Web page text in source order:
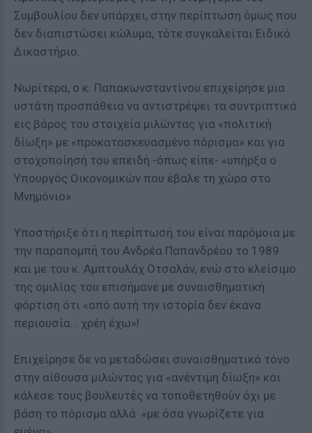
Συμβουλίου δεν υπάρχει, στην περίπτωση όμως που
δεν διαπιστώσει κώλυμα, τότε συγκαλείται Ειδικό
Δικαστήριο.
Νωρίτερα, ο κ. Παπακωνσταντίνου επιχείρησε μια
υστάτη προσπάθεια να αντιστρέψει τα συντριπτικά
εις βάρος του στοιχεία μιλώντας για «πολιτική
δίωξη» με «προκατασκευασμένο πόρισμα» και για
στοχοποίησή του επειδή -όπως είπε- «υπήρξα ο
Υπουργός Οικονομικών που έβαλε τη χώρα στο
Μνημόνιο».
Υποστήριξε ότι η περίπτωσή του είναι παρόμοια με
την παραπομπή του Ανδρέα Παπανδρέου το 1989
και με του κ. Αμπτουλάχ Οτσαλάν, ενώ στο κλείσιμο
της ομιλίας του επισήμανε με συναισθηματική
φόρτιση ότι «από αυτή την ιστορία δεν έκανα
περιουσία… χρέη έχω»!
Επιχείρησε δε να μεταδώσει συναισθηματικό τόνο
στην αίθουσα μιλώντας για «ανέντιμη δίωξη» και
κάλεσε τους βουλευτές να τοποθετηθούν όχι με
βάση το πόρισμα αλλά «με όσα γνωρίζετε για